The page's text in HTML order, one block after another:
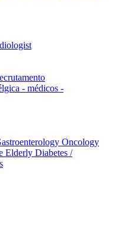
- médicos -
Oncology
Elderly Diabetes /